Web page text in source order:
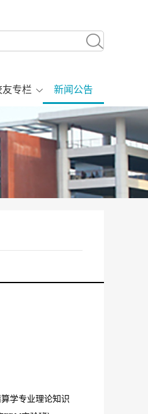
友专栏 新闻公告
学专业理论知识